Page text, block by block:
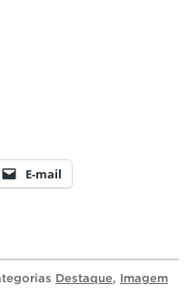
E-mail
Destaque, Imagem